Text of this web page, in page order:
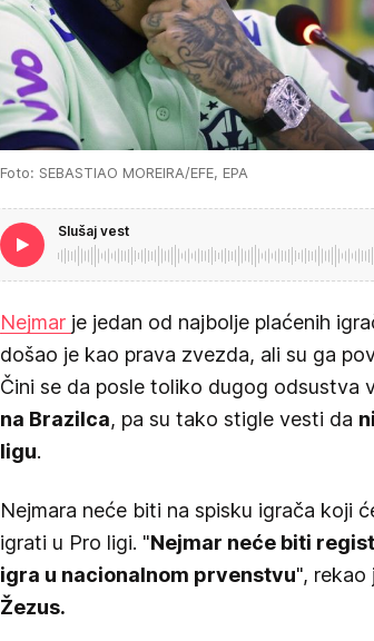
Foto: SEBASTIAO MOREIRA/EFE, EPA
Slušaj vest
Nejmar je jedan od najbolje plaćenih
došao je kao prava zvezda, ali su ga
Čini se da posle toliko dugog odsustva
na Brazilca, pa su tako stigle vesti da
ligu.
Nejmara neće biti na spisku igrača koji
igrati u Pro ligi. "Nejmar neće biti
igra u nacionalnom prvenstvu", rekao
Žezus.